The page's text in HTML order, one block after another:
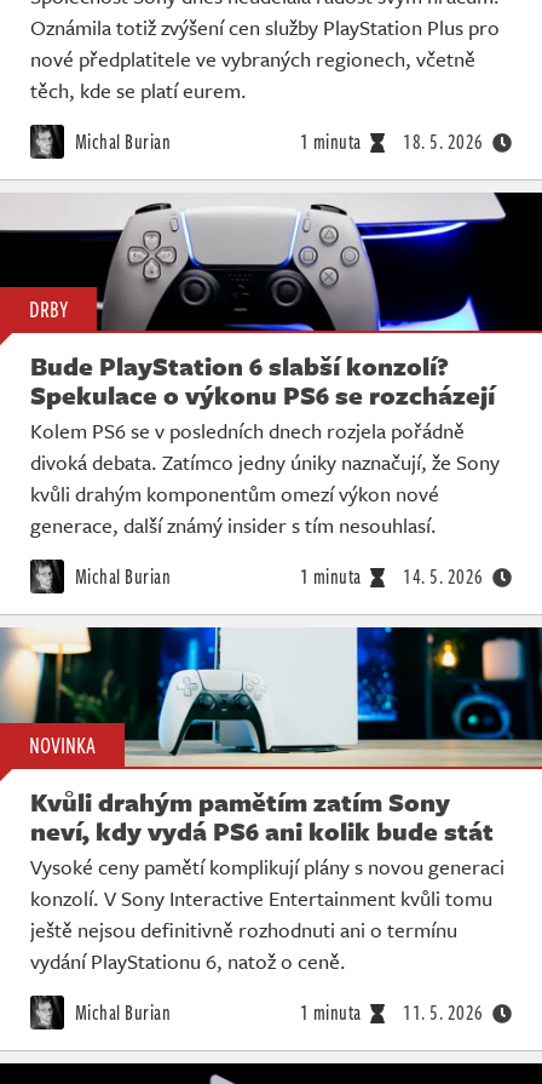
Oznámila totiž zvýšení cen služby PlayStation Plus pro
nové předplatitele ve vybraných regionech, včetně
těch, kde se platí eurem.
Michal Burian 1 minuta 18. 5. 2026
DRBY
Bude PlayStation 6 slabší konzolí?
Spekulace o výkonu PS6 se rozcházejí
Kolem PS6 se v posledních dnech rozjela pořádně
divoká debata. Zatímco jedny úniky naznačují, že Sony
kvůli drahým komponentům omezí výkon nové
generace, další známý insider s tím nesouhlasí.
Michal Burian 1 minuta 14. 5. 2026
NOVINKA
Kvůli drahým pamětím zatím Sony
neví, kdy vydá PS6 ani kolik bude stát
Vysoké ceny pamětí komplikují plány s novou generaci
konzolí. V Sony Interactive Entertainment kvůli tomu
ještě nejsou definitivně rozhodnuti ani o termínu
vydání PlayStationu 6, natož o ceně.
Michal Burian 1 minuta 11. 5. 2026